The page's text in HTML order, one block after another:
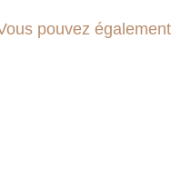
pouvez